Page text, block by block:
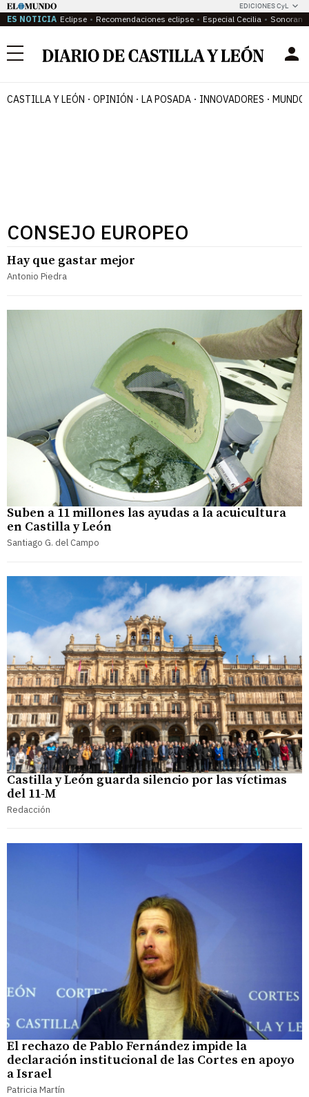
EDICIONES CyL
ES NOTICIA Eclipse Recomendaciones eclipse Especial Cecilia
Menú
CASTILLA Y LEÓN OPINIÓN LA POSADA INNOVADORES MUNDO
CONSEJO EUROPEO
Hay que gastar mejor
Antonio Piedra
Suben a 11 millones las ayudas a la acuicultura
en Castilla y León
Santiago G. del Campo
Castilla y León guarda silencio por las víctimas
del 11-M
Redacción
El rechazo de Pablo Fernández impide la
declaración institucional de las Cortes en apoyo
a Israel
Patricia Martín